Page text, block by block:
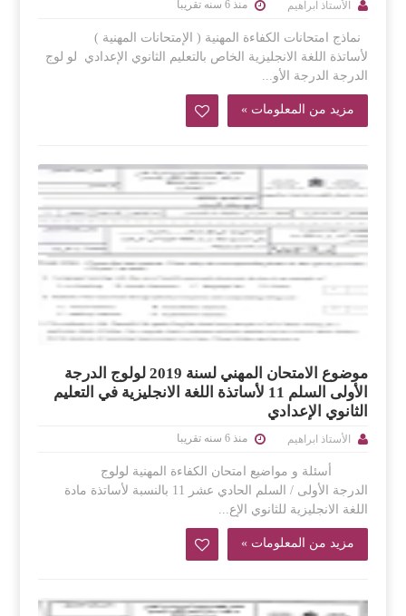
الأستاذ ابراهيم منذ 6 سنه تقريبا
نماذج امتحانات الكفاءة المهنية ( الإمتحانات المهنية )
لأساتذة اللغة الانجليزية الخاص بالتعليم الثانوي الإعدادي لو لوج
الدرجة الدرجة الأو...
مزيد من المعلومات »
موضوع الامتحان المهني لسنة 2019 لولوج الدرجة
الأولى السلم 11 لأساتذة اللغة الانجليزية في التعليم
الثانوي الإعدادي
الأستاذ ابراهيم منذ 6 سنه تقريبا
أسئلة و مواضيع امتحان الكفاءة المهنية لولوج
الدرجة الأولى / السلم الحادي عشر 11 بالنسبة لأساتذة مادة
اللغة الانجليزية للثانوي الإع...
مزيد من المعلومات »